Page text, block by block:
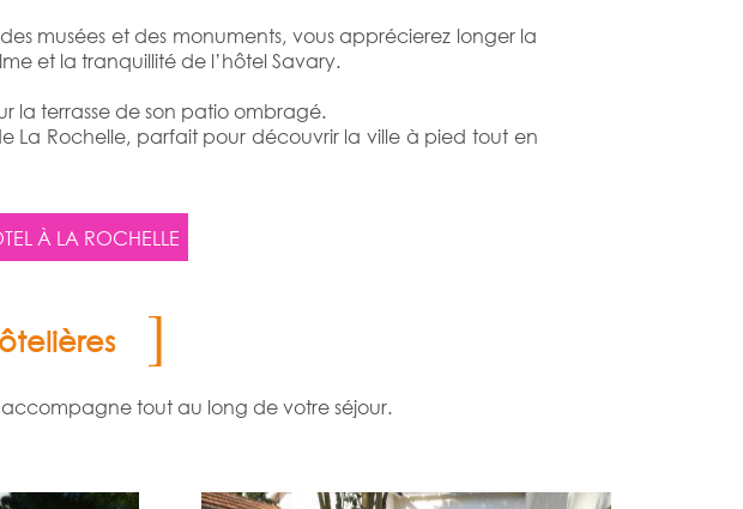
musées et des monuments, vous apprécierez longer la
et la tranquillité de l’hôtel Savary.
la terrasse de son patio ombragé.
La Rochelle, parfait pour découvrir la ville à pied tout en
À LA ROCHELLE
accompagne tout au long de votre séjour.